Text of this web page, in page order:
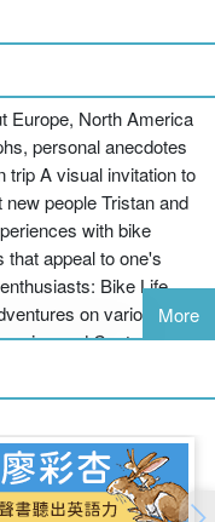
Europe, North America
personal anecdotes
trip A visual invitation to
people Tristan and
with bike
appeal to one's
Bike Life
on various
and Central Asia.
anecdotes,
being on the road.
with interesting tips
some
an answer on the
surrounding this
More